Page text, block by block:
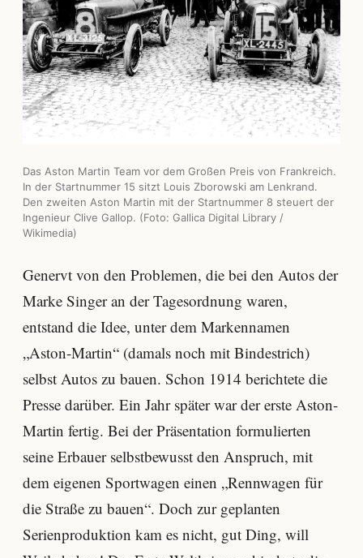
Das Aston Martin Team vor dem Großen Preis von Frankreich.
In der Startnummer 15 sitzt Louis Zborowski am Lenkrand.
Den zweiten Aston Martin mit der Startnummer 8 steuert der
Ingenieur Clive Gallop. (Foto: Gallica Digital Library /
Wikimedia)
Genervt von den Problemen, die bei den Autos der
Marke Singer an der Tagesordnung waren,
entstand die Idee, unter dem Markennamen
„Aston-Martin“ (damals noch mit Bindestrich)
selbst Autos zu bauen. Schon 1914 berichtete die
Presse darüber. Ein Jahr später war der erste Aston-
Martin fertig. Bei der Präsentation formulierten
seine Erbauer selbstbewusst den Anspruch, mit
dem eigenen Sportwagen einen „Rennwagen für
die Straße zu bauen“. Doch zur geplanten
Serienproduktion kam es nicht, gut Ding, will